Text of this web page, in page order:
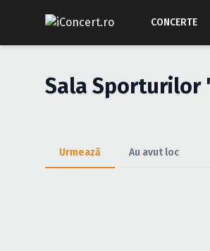
CONCERTE
Sala Sporturilor
Urmează Au avut loc